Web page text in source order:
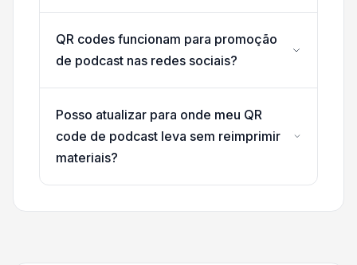
QR codes funcionam para promoção
de podcast nas redes sociais?
Posso atualizar para onde meu QR
code de podcast leva sem reimprimir
materiais?